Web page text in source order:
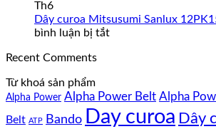
Th6
Dây curoa Mitsusumi Sanlux
bình luận bị tắtở
12PK1500
Recent Comments
Từ khoá sản phẩm
Alpha Power Alpha Power Belt Alpha
Belt ATP Bando Day curoa Dây